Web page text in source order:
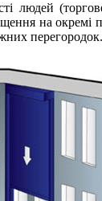
людей
на окремі
перегородок.